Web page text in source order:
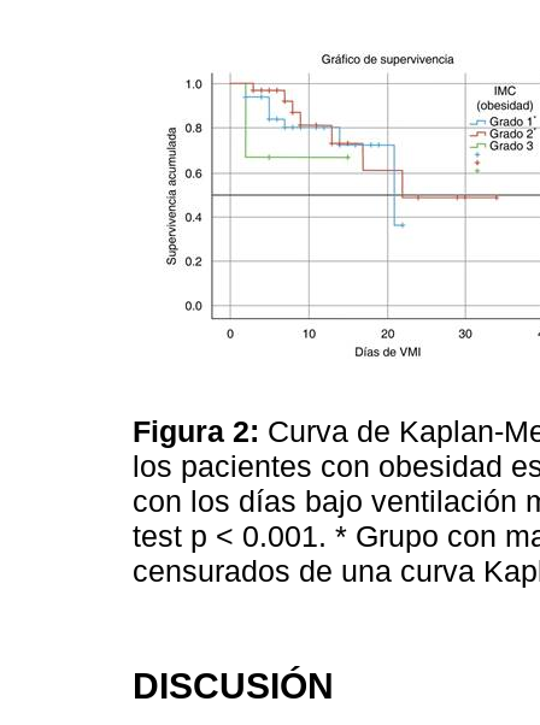
Figura 2: Curva de Kaplan-
los pacientes con obesidad
con los días bajo ventilación
test p < 0.001. * Grupo con
censurados de una curva
DISCUSIÓN